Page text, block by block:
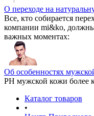
О переходе на
Все, кто собирается
компании mi&ko,
важных моментах:
Об особенностях
РН мужской кожи более
Каталог товаров
•